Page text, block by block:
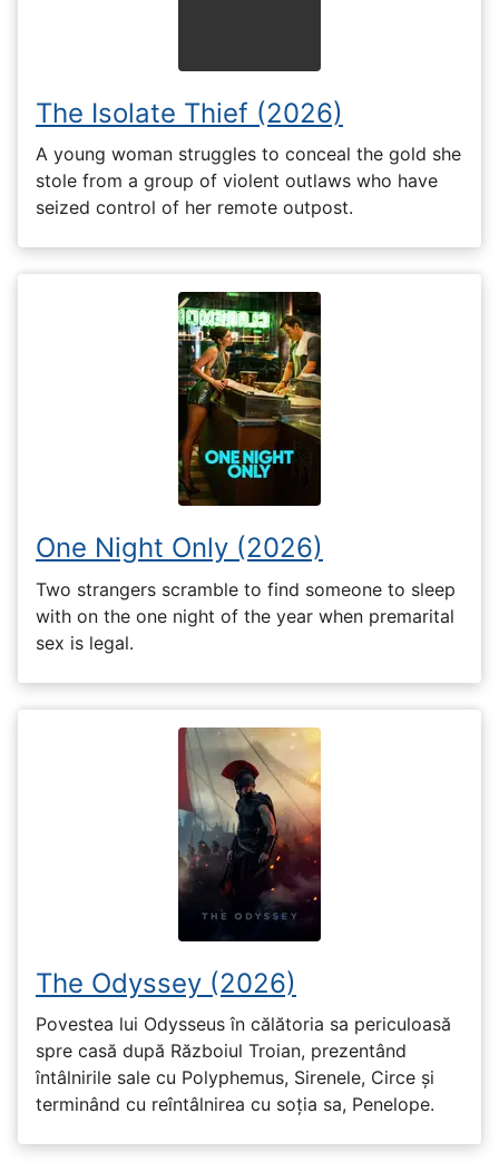
The Isolate Thief (2026)
A young woman struggles to conceal the gold she
stole from a group of violent outlaws who have
seized control of her remote outpost.
One Night Only (2026)
Two strangers scramble to find someone to sleep
with on the one night of the year when premarital
sex is legal.
The Odyssey (2026)
Povestea lui Odysseus în călătoria sa periculoasă
spre casă după Războiul Troian, prezentând
întâlnirile sale cu Polyphemus, Sirenele, Circe și
terminând cu reîntâlnirea cu soția sa, Penelope.